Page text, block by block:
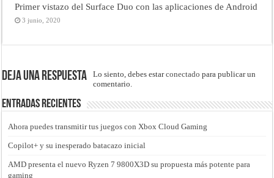
Primer vistazo del Surface Duo con las aplicaciones de Android
3 junio, 2020
Deja una respuesta Lo siento, debes estarconectado para publicar un
comentario.
Entradas recientes
Ahora puedes transmitir tus juegos con Xbox Cloud Gaming
Copilot+ y su inesperado batacazo inicial
AMD presenta el nuevo Ryzen 7 9800X3D su propuesta más potente para
gaming